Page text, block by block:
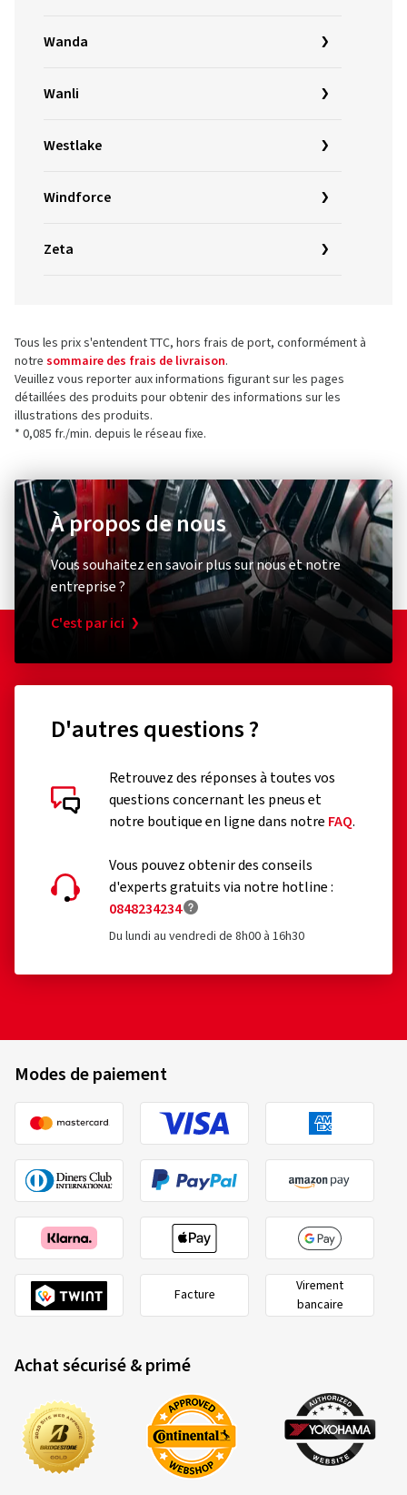
Wanda
Wanli
Westlake
Windforce
Zeta
Tous les prix s'entendent TTC, hors frais de port, conformément à
notre sommaire des frais de livraison.
Veuillez vous reporter aux informations figurant sur les pages
détaillées des produits pour obtenir des informations sur les
illustrations des produits.
* 0,085 fr./min. depuis le réseau fixe.
À propos de nous
Vous souhaitez en savoir plus sur nous et notre
entreprise ?
C'est par ici
D'autres questions ?
Retrouvez des réponses à toutes vos
questions concernant les pneus et
notre boutique en ligne dans notre FAQ.
Vous pouvez obtenir des conseils
d'experts gratuits via notre hotline :
0848234234
Du lundi au vendredi de 8h00 à 16h30
Modes de paiement
Facture
Virement
bancaire
Achat sécurisé & primé